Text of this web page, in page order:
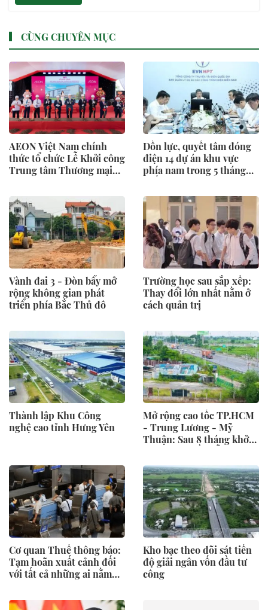
CÙNG CHUYÊN MỤC
AEON Việt Nam chính
thức tổ chức Lễ Khởi công
Trung tâm Thương mại
Dồn lực, quyết tâm đóng
điện 14 dự án khu vực
phía nam trong 5 tháng
Vành đai 3 - Đòn bẩy mở
rộng không gian phát
triển phía Bắc Thủ đô
Trường học sau sắp xếp:
Thay đổi lớn nhất nằm ở
cách quản trị
Thành lập Khu Công
nghệ cao tỉnh Hưng Yên
Mở rộng cao tốc TP.HCM
- Trung Lương - Mỹ
Thuận: Sau 8 tháng khởi
mặt bằng ở khu vực TP.
Hồ Chí Minh để thi công
Cơ quan Thuế thông báo:
Tạm hoãn xuất cảnh đối
với tất cả những ai nằm
Kho bạc theo dõi sát tiến
độ giải ngân vốn đầu tư
công